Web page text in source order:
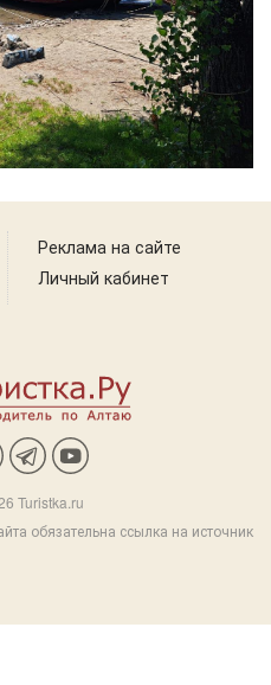
Реклама на сайте
Личный кабинет
Turistka.ru
обязательна ссылка на источник